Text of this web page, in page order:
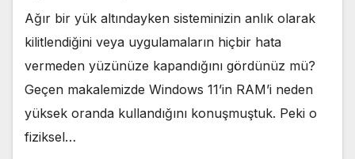
Ağır bir yük altındayken sisteminizin anlık olarak
kilitlendiğini veya uygulamaların hiçbir hata
vermeden yüzünüze kapandığını gördünüz mü?
Geçen makalemizde Windows 11’in RAM’i neden
yüksek oranda kullandığını konuşmuştuk. Peki o
fiziksel…